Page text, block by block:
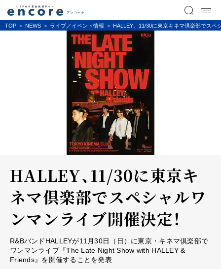
TOP NEWS ライブ／イベント情報 HALLEY、11/30に東京キネマ倶楽部でスペ
HALLEY、11/30に東京キ
ネマ倶楽部でスペシャルワ
ンマンライブ開催決定！
R&BバンドHALLEYが11月30日（日）に東京・キネマ倶楽部で
ワンマンライブ『The Late Night Show with HALLEY &
Friends』を開催することを発表